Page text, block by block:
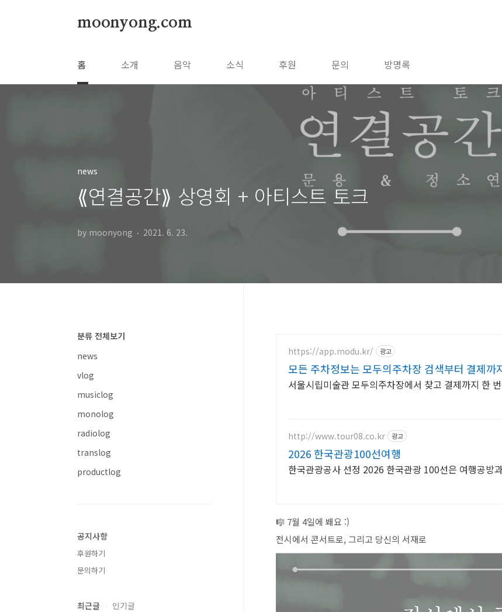
moonyong.com
홈 소개 음악 소식 후원 문의 방명록
news
⟪연결공간⟫ 상영회 + 아티스트 토크
by moonyong 2021. 6. 23.
https://app.modu.kr/ 광고
모든 주차정보는 모두의주차장 검색부터 결제까
서울시립미술관 모두의주차장에서 찾고 결제까지 한
http://www.tour08.co.kr 광고
2026 한국관광100선여행
한국관광공사 선정 2026 한국관광 100선은 여행공방
🎼 7월 4일에 봬요 :)
전시에서 콘서트로, 그리고 당신의 서재로
분류 전체보기
news
vlog
musiclog
monolog
radiolog
translog
productlog
공지사항
후원하기
문의하기
최근글 인기글